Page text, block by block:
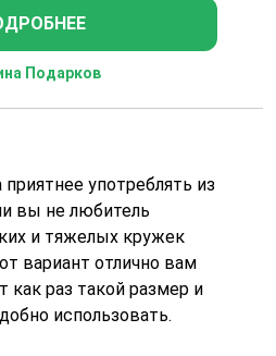
Подарков
употреблять из
вы не любитель
и тяжелых кружек
вариант отлично вам
как раз такой размер и
использовать.